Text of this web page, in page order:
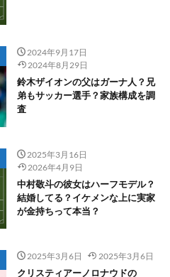
2024年9月17日
2024年8月29日
鈴木ザイオンの父はガーナ人？兄
弟もサッカー選手？家族構成を調
査
2025年3月16日
2026年4月9日
中村敬斗の彼女はハーフモデル？
結婚してる？イケメンな上に実家
が金持ちって本当？
2025年3月6日 2025年3月6日
クリスティアーノロナウドの